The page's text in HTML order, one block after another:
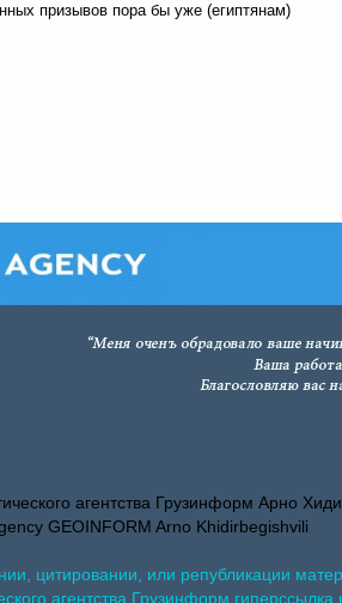
призывов пора бы уже (египтянам)
агентства Грузинформ Арно
GEOINFORM Arno Khidirbegishvili
цитировании, или републикации
агентства Грузинформ гиперссылка